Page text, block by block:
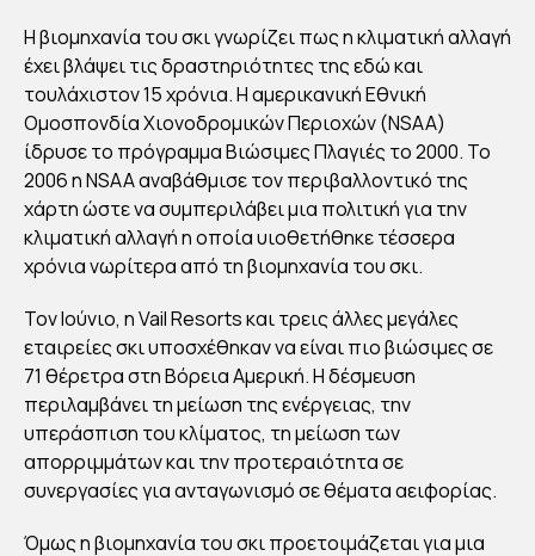
ΣΗ
Publish
07/01/2
Η βιομηχανία του σκι γνωρίζει πως η κλιματική αλλαγή
έχει βλάψει τις δραστηριότητες της εδώ και
τουλάχιστον 15 χρόνια. Η αμερικανική Εθνική
Ομοσπονδία Χιονοδρομικών Περιοχών (NSAA)
ίδρυσε το πρόγραμμα Βιώσιμες Πλαγιές το 2000. Το
2006 η ΝSAA αναβάθμισε τον περιβαλλοντικό της
χάρτη ώστε να συμπεριλάβει μια πολιτική για την
κλιματική αλλαγή η οποία υιοθετήθηκε τέσσερα
χρόνια νωρίτερα από τη βιομηχανία του σκι.
Τον Ιούνιο, η Vail Resorts και τρεις άλλες μεγάλες
εταιρείες σκι υποσχέθηκαν να είναι πιο βιώσιμες σε
71 θέρετρα στη Βόρεια Αμερική. Η δέσμευση
περιλαμβάνει τη μείωση της ενέργειας, την
υπεράσπιση του κλίματος, τη μείωση των
απορριμμάτων και την προτεραιότητα σε
συνεργασίες για ανταγωνισμό σε θέματα αειφορίας.
Όμως η βιομηχανία του σκι προετοιμάζεται για μια